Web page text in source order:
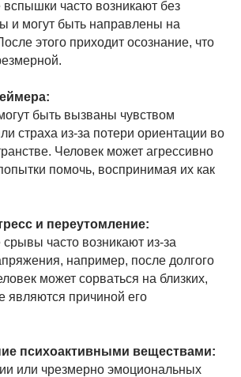
часто возникают без
и могут быть направлены на
этого приходит осознание, что
быть вызваны чувством
страха из-за потери ориентации во
Человек может агрессивно
помочь, воспринимая их как
и переутомление:
часто возникают из-за
например, после долгого
может сорваться на близких,
являются причиной его
психоактивными веществами:
или чрезмерно эмоциональных